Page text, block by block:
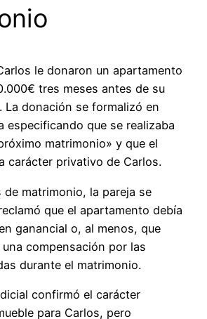
le donaron un apartamento
tres meses antes de su
La donación se formalizó en
especificando que se realizaba
matrimonio» y que el
carácter privativo de Carlos.
de matrimonio, la pareja se
que el apartamento debía
ganancial o, al menos, que
compensación por las
durante el matrimonio.
confirmó el carácter
para Carlos, pero